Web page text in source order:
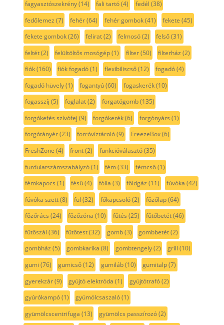
fagyasztószekrény(14) fali tartó(4) fedél (38)
fedőlemez (7) fehér(64) fehér gombok(41) fekete (45)
fekete gombok(26) felirat(2) felmosó(2) felső(31)
feltét(2) felültöltős mosógép(1) filter(50) filterház (2)
fiók(160) fiók fogadó(1) flexibiliscső(12) fogadó(4)
fogadó hüvely(1) fogantyú(60) fogaskerék(10)
fogasszíj (5) foglalat(2) forgatógomb(135)
forgókefés szívófej (9) forgókerék(6) forgónyárs (1)
forgótányér(23) forróvíztároló(9) FreezeBox(6)
FreshZone (4) front(2) funkcióválasztó(35)
furdulatszámszabályzó(1) fém(33) fémcső(1)
fémkapocs (1) fésű(4) fólia (3) földgáz (11) fúvóka (42)
fúvóka szett(8) fül (32) főkapcsoló(2) főzőlap(64)
főzőrács (24) főzőzóna (10) fűtés (25) fűtőbetét(46)
fűtőszál (36) fűtőtest(32) gomb(3) gombbetét(2)
gombház (5) gombkarika (8) gombtengely(2) grill (10)
gumi (76) gumicső(12) gumiláb(10) gumitalp(7)
gyerekzár(9) gyújtó elektróda (1) gyújtótrafó(2)
gyúrókampó(1) gyümölcsaszaló(1)
gyümölcscentrifuga (13) gyümölcs passzírozó(2)